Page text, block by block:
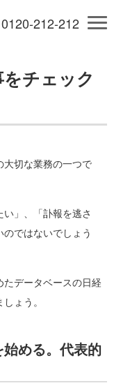
0120-212-212
チェック
大切な業務の一つで
い」、「訃報を逃さ
ではないでしょう
データベースの日経
ょう。
始める。代表的